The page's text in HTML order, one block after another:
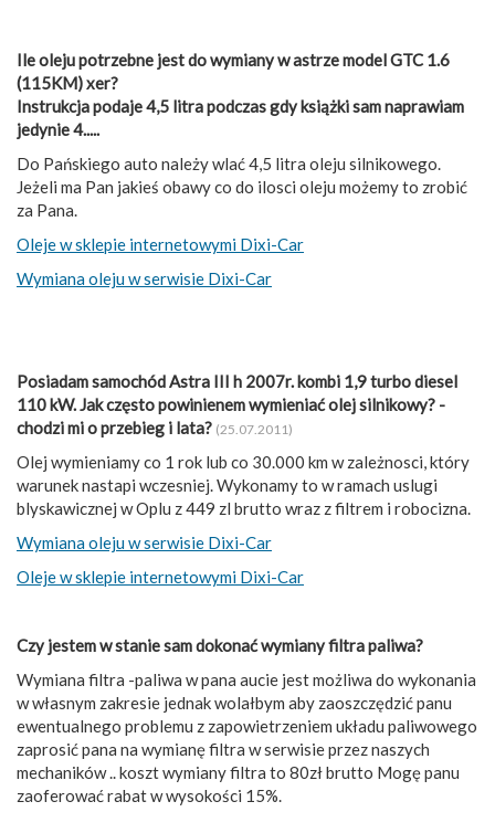
Ile oleju potrzebne jest do wymiany w astrze model GTC 1.6
(115KM) xer?
Instrukcja podaje 4,5 litra podczas gdy książki sam naprawiam
jedynie 4.....
Do Pańskiego auto należy wlać 4,5 litra oleju silnikowego.
Jeżeli ma Pan jakieś obawy co do ilosci oleju możemy to zrobić
za Pana.
Oleje w sklepie internetowymi Dixi-Car
Wymiana oleju w serwisie Dixi-Car
Posiadam samochód Astra III h 2007r. kombi 1,9 turbo diesel
110 kW. Jak często powinienem wymieniać olej silnikowy? -
chodzi mi o przebieg i lata? (25.07.2011)
Olej wymieniamy co 1 rok lub co 30.000 km w zależnosci, który
warunek nastapi wczesniej. Wykonamy to w ramach uslugi
blyskawicznej w Oplu z 449 zl brutto wraz z filtrem i robocizna.
Wymiana oleju w serwisie Dixi-Car
Oleje w sklepie internetowymi Dixi-Car
Czy jestem w stanie sam dokonać wymiany filtra paliwa?
Wymiana filtra -paliwa w pana aucie jest możliwa do wykonania
w własnym zakresie jednak wolałbym aby zaoszczędzić panu
ewentualnego problemu z zapowietrzeniem układu paliwowego
zaprosić pana na wymianę filtra w serwisie przez naszych
mechaników .. koszt wymiany filtra to 80zł brutto Mogę panu
zaoferować rabat w wysokości 15%.